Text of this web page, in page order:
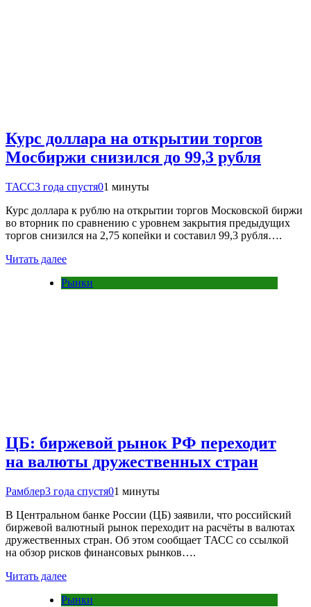
Курс доллара на открытии торгов
Мосбиржи снизился до 99,3 рубля
ТАСС3 года спустя01 минуты
Курс доллара к рублю на открытии торгов Московской биржи
во вторник по сравнению с уровнем закрытия предыдущих
торгов снизился на 2,75 копейки и составил 99,3 рубля….
Читать далее
Рынки
ЦБ: биржевой рынок РФ переходит
на валюты дружественных стран
Рамблер3 года спустя01 минуты
В Центральном банке России (ЦБ) заявили, что российский
биржевой валютный рынок переходит на расчёты в валютах
дружественных стран. Об этом сообщает ТАСС со ссылкой
на обзор рисков финансовых рынков….
Читать далее
Рынки